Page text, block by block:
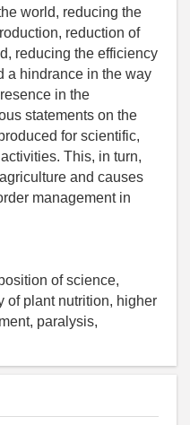
world, reducing the
reduction of
reducing the efficiency
a hindrance in the way
in the
statements on the
for scientific,
This, in turn,
and causes
management in
of science,
of plant nutrition, higher
paralysis,